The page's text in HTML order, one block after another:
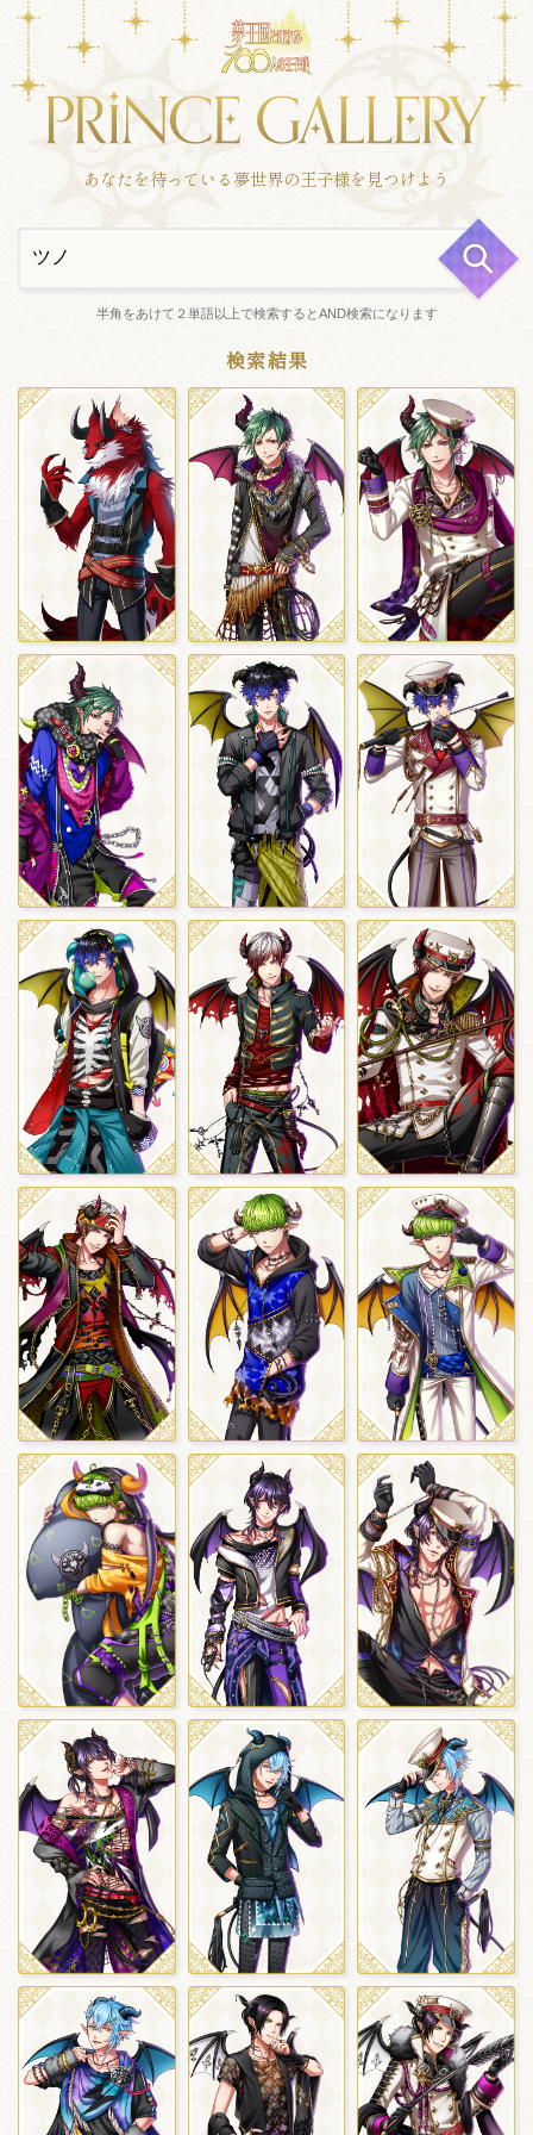
あなたを待っている夢世界の王子様を見つけよう
半角をあけて２単語以上で検索するとAND検索になります
検索結果